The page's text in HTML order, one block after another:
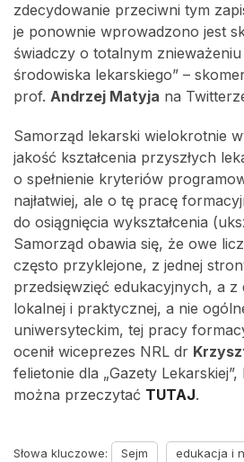
zdecydowanie przeciwni tym
je ponownie wprowadzono jest
świadczy o totalnym
środowiska lekarskiego” –
prof. Andrzej Matyja na
Samorząd lekarski wielokrotnie
jakość kształcenia przyszłych
o spełnienie kryteriów
najłatwiej, ale o tę pracę
do osiągnięcia wykształcenia
Samorząd obawia się, że owe
często przyklejone, z jednej
przedsięwzięć edukacyjnych, a z
lokalnej i praktycznej, a nie
uniwersyteckim, tej pracy
ocenił wiceprezes NRL dr
felietonie dla „Gazety
można przeczytać TUTAJ.
Słowa kluczowe: Sejm edukacja i